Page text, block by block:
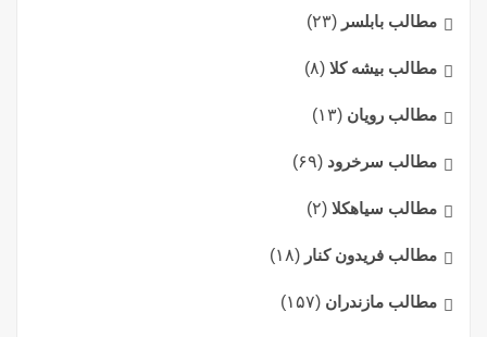
مطالب بابلسر (۲۳)
مطالب بیشه کلا (۸)
مطالب رویان (۱۳)
مطالب سرخرود (۶۹)
مطالب سیاهکلا (۲)
مطالب فریدون کنار (۱۸)
مطالب مازندران (۱۵۷)